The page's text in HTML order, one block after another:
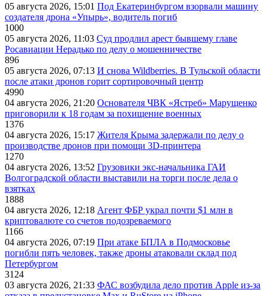
05 августа 2026, 15:01 Под Екатеринбургом взорвали машину
создателя дрона «Упырь», водитель погиб
1000
05 августа 2026, 11:03 Суд продлил арест бывшему главе
Росавиации Нерадько по делу о мошенничестве
896
05 августа 2026, 07:13 И снова Wildberries. В Тульской области
после атаки дронов горит сортировочный центр
4990
04 августа 2026, 21:20 Основателя ЧВК «Ястреб» Марущенко
приговорили к 18 годам за похищение военных
1376
04 августа 2026, 15:17 Жителя Крыма задержали по делу о
производстве дронов при помощи 3D‑принтера
1270
04 августа 2026, 13:52 Грузовики экс-начальника ГАИ
Волгоградской области выставили на торги после дела о
взятках
1888
04 августа 2026, 12:18 Агент ФБР украл почти $1 млн в
криптовалюте со счетов подозреваемого
1166
04 августа 2026, 07:19 При атаке БПЛА в Подмосковье
погибли пять человек, также дроны атаковали склад под
Петербургом
3124
03 августа 2026, 21:33 ФАС возбудила дело против Apple из-за